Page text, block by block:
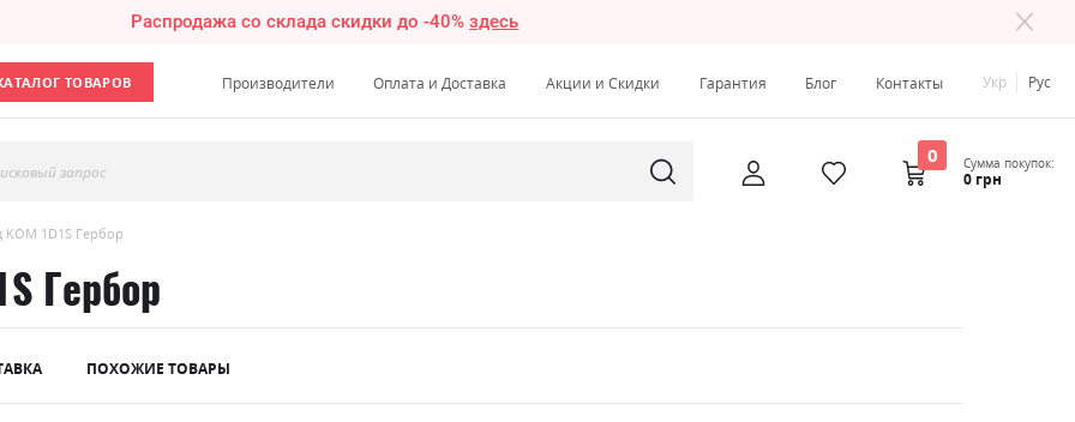
Распродажа со склада скидки до -40%здесь
ТОВАРОВ Производители Оплата и Доставка Акции и Скидки Гарантия Блог Контакты Укр Рус
запрос
0 Сумма покупок:
0 грн
1D1S Гербор
Гербор
ПОХОЖИЕ ТОВАРЫ